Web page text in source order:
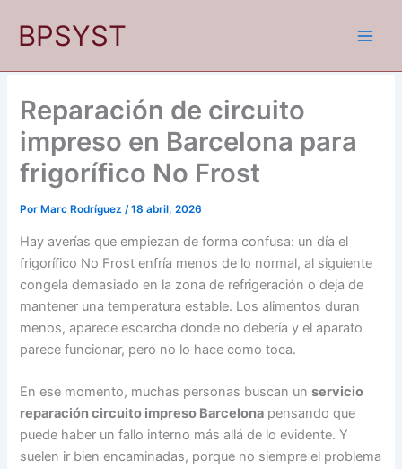
BPSYST
Reparación de circuito
impreso en Barcelona para
frigorífico No Frost
Por Marc Rodríguez/18 abril, 2026
Hay averías que empiezan de forma confusa: un día el
frigorífico No Frost enfría menos de lo normal, al siguiente
congela demasiado en la zona de refrigeración o deja de
mantener una temperatura estable. Los alimentos duran
menos, aparece escarcha donde no debería y el aparato
parece funcionar, pero no lo hace como toca.
En ese momento, muchas personas buscan unservicio
reparación circuito impreso Barcelona pensando que
puede haber un fallo interno más allá de lo evidente. Y
suelen ir bien encaminadas, porque no siempre el problema